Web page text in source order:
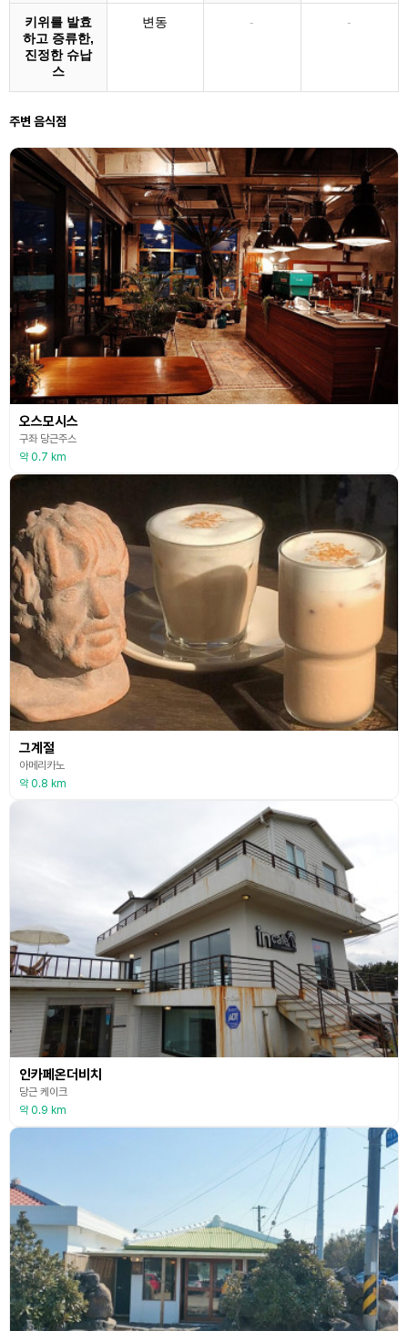
키위를 발효
하고 증류한,
진정한 슈납
스
변동 - -
주변 음식점
오스모시스
구좌 당근주스
약 0.7 km
그계절
아메리카노
약 0.8 km
인카페온더비치
당근 케이크
약 0.9 km